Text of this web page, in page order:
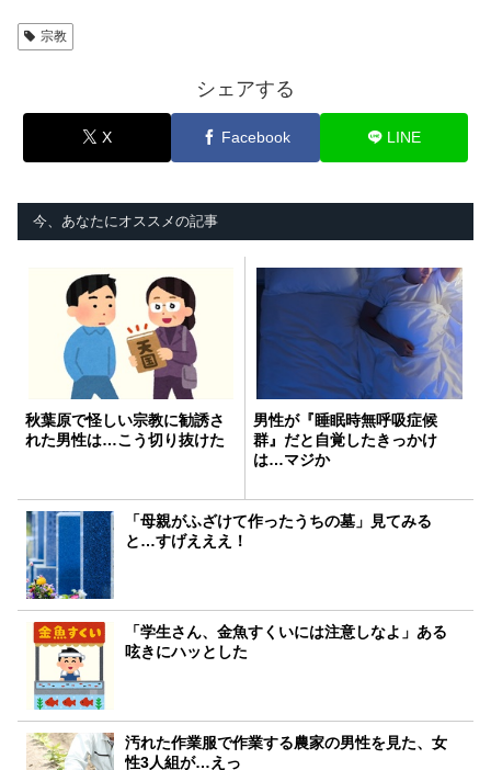
宗教
シェアする
X Facebook LINE
今、あなたにオススメの記事
秋葉原で怪しい宗教に勧誘さ
れた男性は…こう切り抜けた
男性が『睡眠時無呼吸症候
群』だと自覚したきっかけ
は…マジか
「母親がふざけて作ったうちの墓」見てみる
と…すげえええ！
「学生さん、金魚すくいには注意しなよ」ある
呟きにハッとした
汚れた作業服で作業する農家の男性を見た、女
性3人組が…えっ